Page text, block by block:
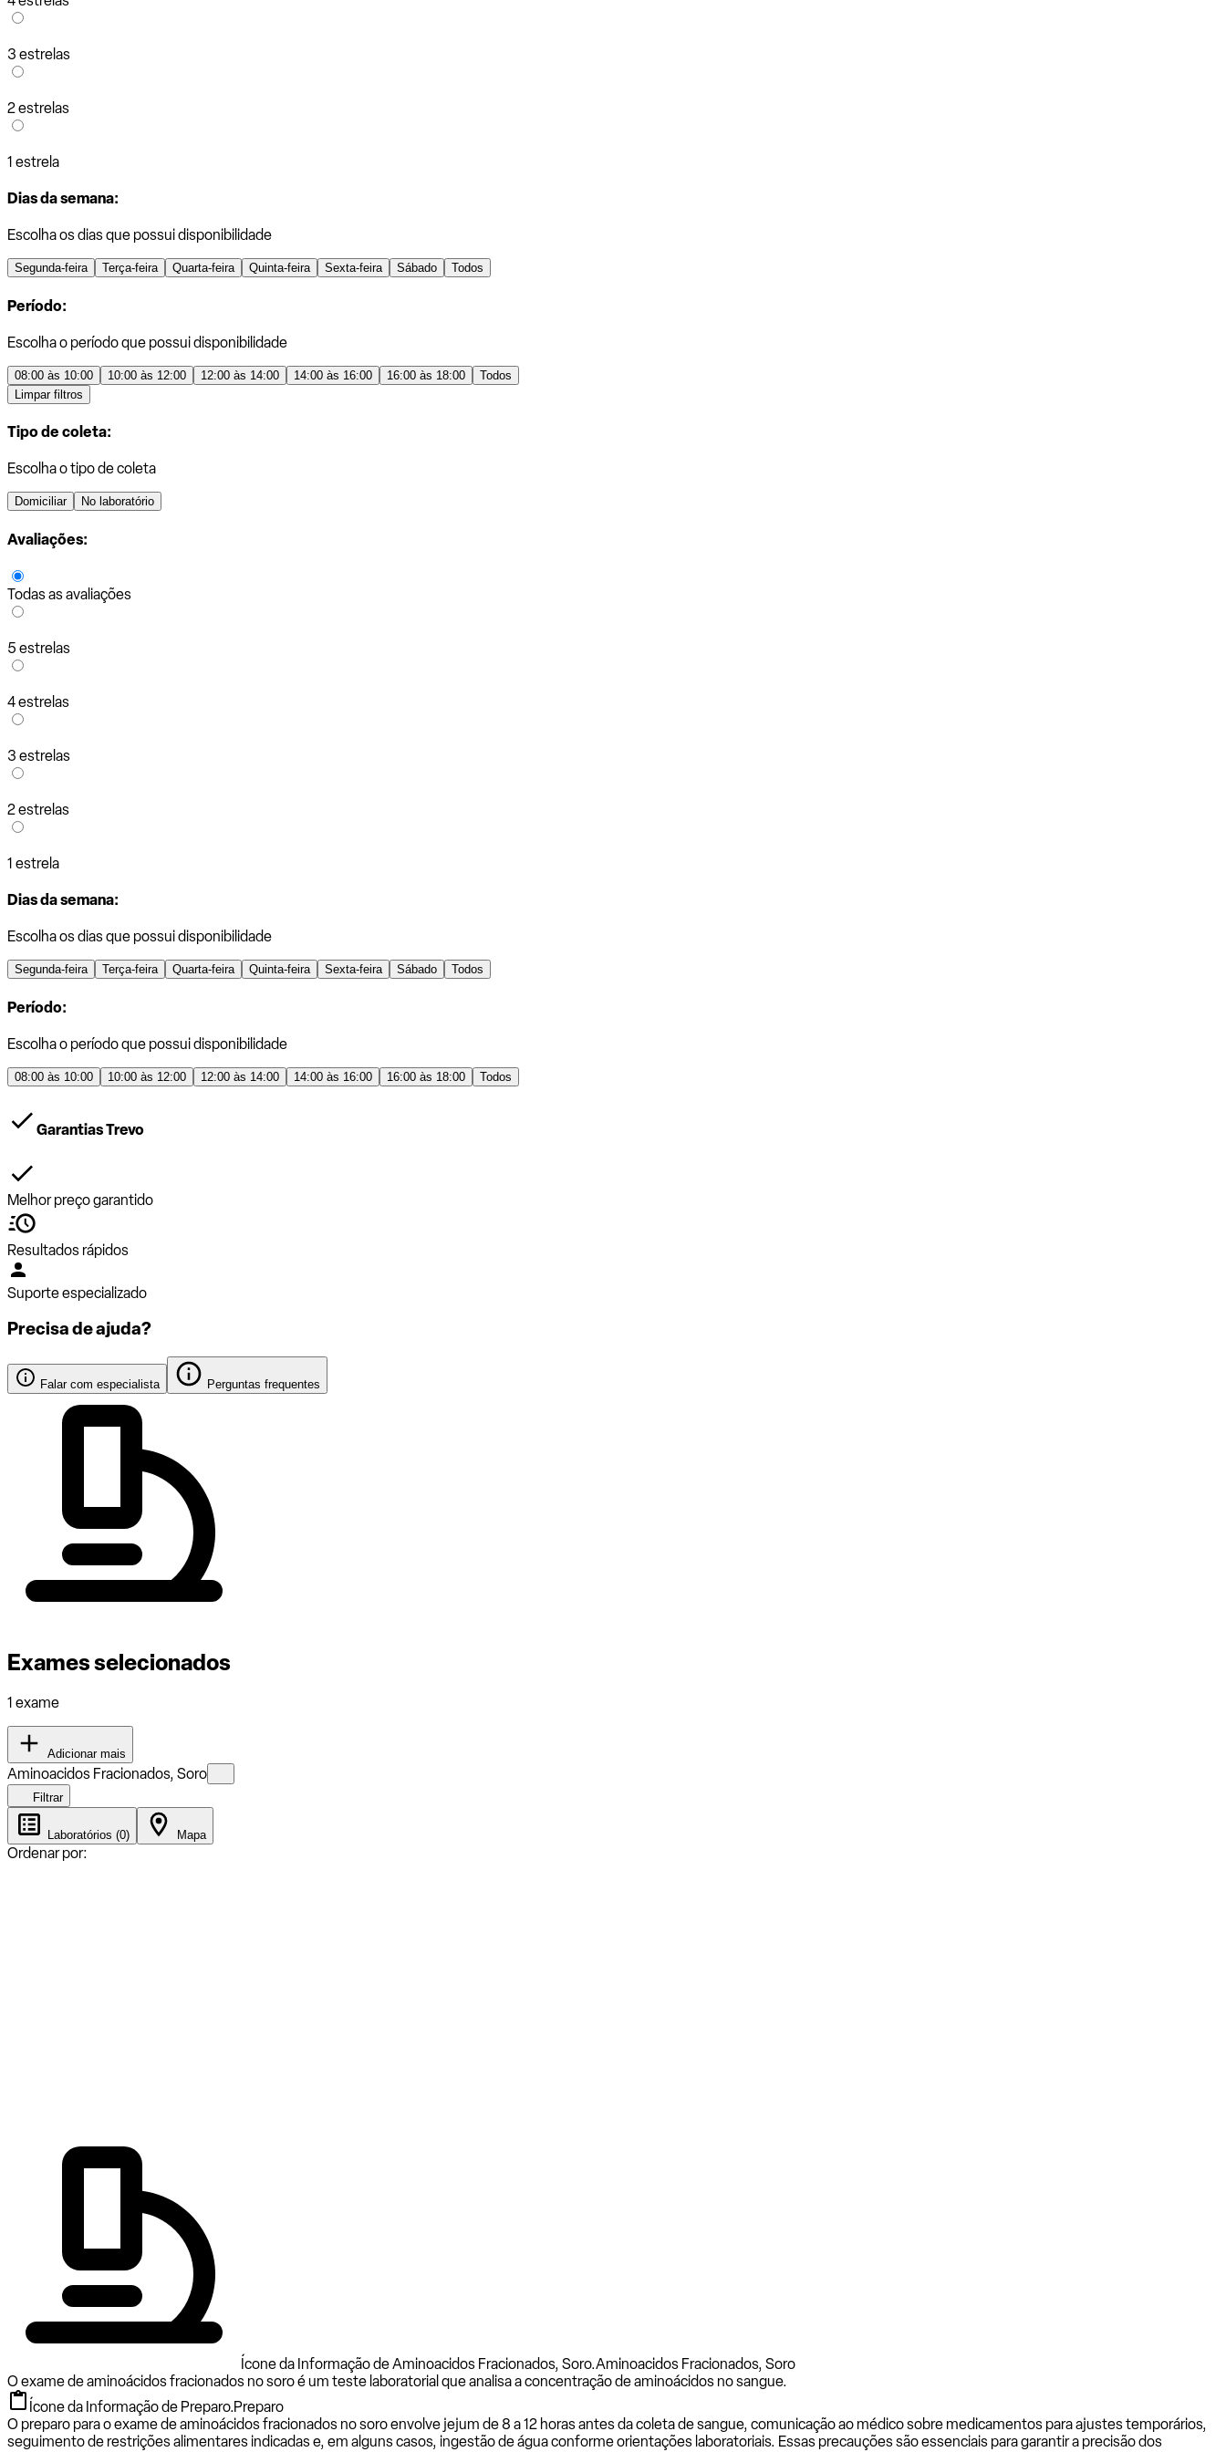
3 estrelas
2 estrelas
1 estrela
Dias da semana:
Escolha os dias que possui disponibilidade
Segunda-feira Terça-feira Quarta-feira Quinta-feira Sexta-feira Sábado Todos
Período:
Escolha o período que possui disponibilidade
08:00 às 10:00 10:00 às 12:00 12:00 às 14:00 14:00 às 16:00 16:00 às 18:00
Todos
Limpar filtros
Tipo de coleta:
Escolha o tipo de coleta
Domiciliar No laboratório
Avaliações:
Todas as avaliações
5 estrelas
4 estrelas
3 estrelas
2 estrelas
1 estrela
Dias da semana:
Escolha os dias que possui disponibilidade
Segunda-feira Terça-feira Quarta-feira Quinta-feira Sexta-feira Sábado Todos
Período:
Escolha o período que possui disponibilidade
08:00 às 10:00 10:00 às 12:00 12:00 às 14:00 14:00 às 16:00 16:00 às 18:00 Todos
Garantias Trevo
Melhor preço garantido
Resultados rápidos
Suporte especializado
Precisa de ajuda?
Falar com especialista Perguntas frequentes
Exames selecionados
1 exame
Adicionar mais
Aminoacidos Fracionados, Soro
Filtrar
Laboratórios (0) Mapa
Ordenar por:
Ícone da Informação de Aminoacidos Fracionados, Soro.Aminoacidos Fracionados, Soro
O exame de aminoácidos fracionados no soro é um teste laboratorial que analisa a concentração de aminoácidos no sangue.
Ícone da Informação de Preparo.Preparo
O preparo para o exame de aminoácidos fracionados no soro envolve jejum de 8 a 12 horas antes da coleta de sangue, comunicação ao médico sobre medicamentos para ajustes temporários,
seguimento de restrições alimentares indicadas e, em alguns casos, ingestão de água conforme orientações laboratoriais. Essas precauções são essenciais para garantir a precisão dos